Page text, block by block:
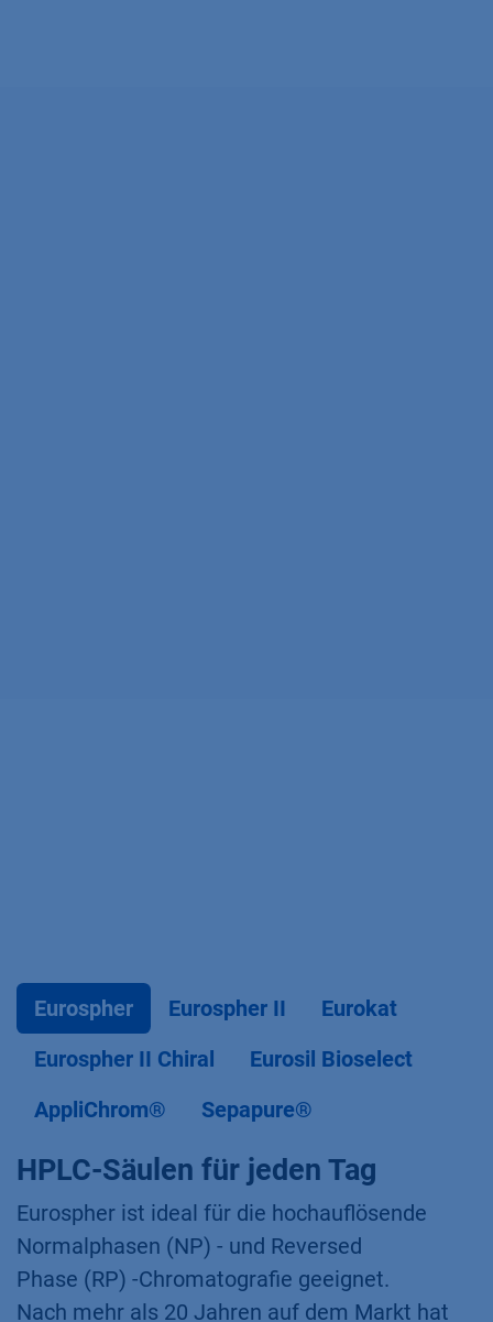
Eurospher Eurospher II
Eurokat
Eurospher II Chiral
Eurosil Bioselect
AppliChrom®
Sepapure®
HPLC-Säulen für jeden Tag
Eurospher ist ideal für die hochauflösende
Normalphasen (NP) - und Reversed
Phase (RP) -Chromatografie geeignet.
Nach mehr als 20 Jahren auf dem Markt hat